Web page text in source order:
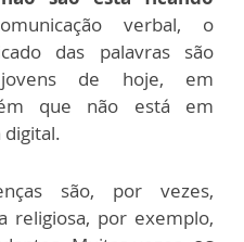
verbal, o
das palavras são
de hoje, em
que não está em
digital.
são, por vezes,
religiosa, por exemplo,